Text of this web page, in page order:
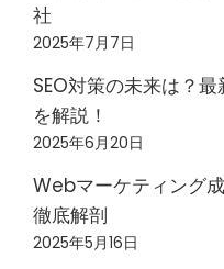
社
2025年7月7日
SEO対策の未来は？
を解説！
2025年6月20日
Webマーケティング
徹底解剖
2025年5月16日